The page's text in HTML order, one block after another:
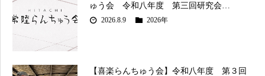
ゅう会 令和八年度 第三回研究会…
2026.8.9 2026年
【喜楽らんちゅう会】令和八年度 第３回